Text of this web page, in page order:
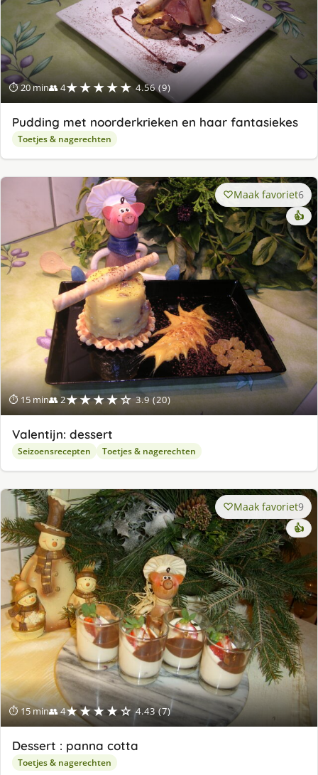
⏱ 20 min👥 4★★★★★ 4.56 (9)
Pudding met noorderkrieken en haar fantasiekes
Toetjes & nagerechten
⏱ 15 min👥 2★★★★☆ 3.9 (20)
Maak favoriet6
👍
Valentijn: dessert
Seizoensrecepten Toetjes & nagerechten
⏱ 15 min👥 4★★★★☆ 4.43 (7)
Maak favoriet9
👍
Dessert : panna cotta
Toetjes & nagerechten